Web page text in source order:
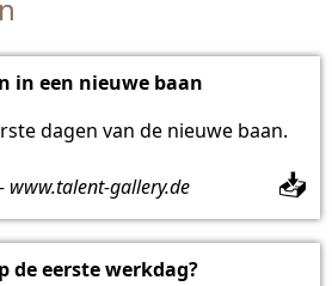
in een nieuwe baan
dagen van de nieuwe baan.
www.talent-gallery.de 📥
eerste werkdag?